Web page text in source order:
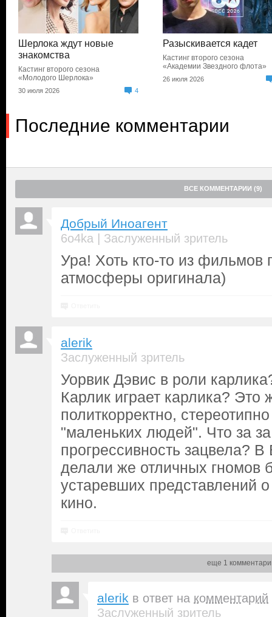
Шерлока ждут новые
знакомства
Кастинг второго сезона
«Молодого Шерлока»
30 июля 2026 4
Разыскивается кадет
Кастинг второго сезона
«Академии Звездного флота»
26 июля 2026
Последние комментарии
ВСЕ КОММЕНТАРИИ (9)
Добрый Иноагент
6o4ka | Заслуженный зритель
Ура! Хоть кто-то из фильмов
атмосферы оригинала)
alerik
Заслуженный зритель
Уорвик Дэвис в роли
Карлик играет карлика? Это
политкорректно,
"маленьких людей". Что за
прогрессивность зацвела?
делали же отличных гномов
устаревших представлений
кино.
еще 1
alerik в ответ на комментарий
Заслуженный зритель